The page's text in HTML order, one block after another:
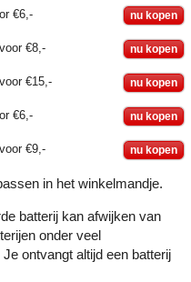
€6,- nu kopen
€8,- nu kopen
€15,- nu kopen
€6,- nu kopen
€9,- nu kopen
in het winkelmandje.
batterij kan afwijken van
onder veel
ontvangt altijd een batterij